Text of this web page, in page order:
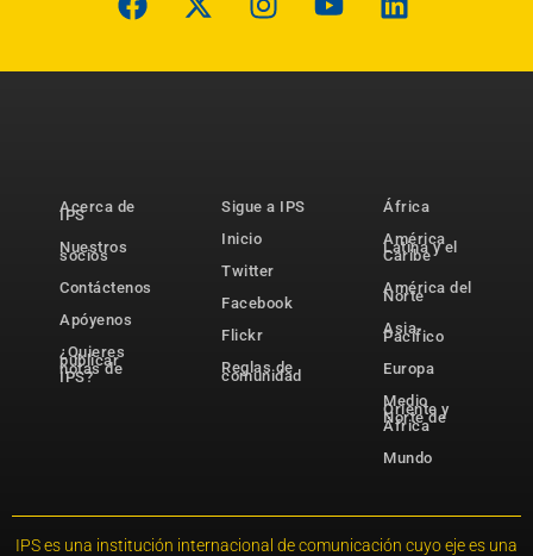
Acerca de
IPS
Nuestros
socios
Contáctenos
Apóyenos
¿Quieres
publicar
notas de
IPS?
Sigue a IPS
Inicio
Twitter
Facebook
Flickr
Reglas de
comunidad
África
América
Latina y el
Caribe
América del
Norte
Asia-
Pacífico
Europa
Medio
Oriente y
Norte de
África
Mundo
IPS es una institución internacional de comunicación cuyo eje es una